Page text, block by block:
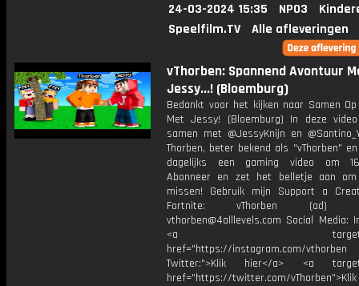
24-03-2024 15:35 NPO3
Speelfilm.TV
Alle afleveringen
vThorben: Spannend Avontuur
Jessy...! (Bloemburg)
Bedankt voor het kijken naar Samen
Met Jessy! (Bloemburg) In deze
samen met @JessyKnijn en
Thorben, beter bekend als "vThorben"
dagelijks een gaming video om
Abonneer en zet het belletje aan
missen! Gebruik mijn Support a
Fortnite: vThorben (ad)
vthorben@4alllevels.com Social Media:
<a
href="https://instagram.com/vthorben
Twitter:">Klik hier</a> <a
href="https://twitter.com/